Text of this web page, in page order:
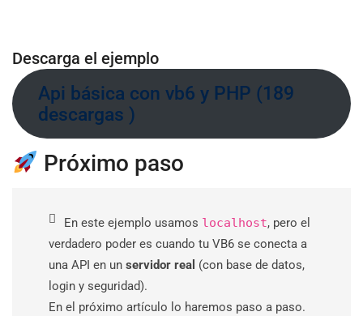
Descarga el ejemplo
Api básica con vb6 y PHP (189
descargas )
Próximo paso
En este ejemplo usamos localhost, pero el
verdadero poder es cuando tu VB6 se conecta a
una API en un servidor real (con base de datos,
login y seguridad).
En el próximo artículo lo haremos paso a paso.